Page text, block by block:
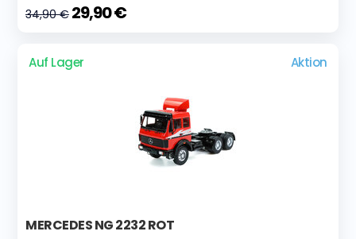
34,90 € 29,90 €
Auf Lager Aktion
MERCEDES NG 2232 ROT